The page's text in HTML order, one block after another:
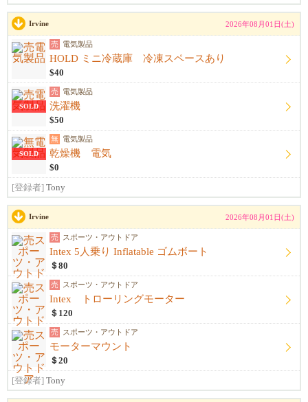
Irvine 2026年08月01日(土)
売 電気製品
HOLD ミニ冷蔵庫 冷凍スペースあり
$40
SOLD
売 電気製品
洗濯機
$50
SOLD
無 電気製品
乾燥機 電気
$0
[登録者] Tony
Irvine 2026年08月01日(土)
売 スポーツ・アウトドア
Intex 5人乗り Inflatable ゴムボート
＄80
売 スポーツ・アウトドア
Intex トローリングモーター
＄120
売 スポーツ・アウトドア
モーターマウント
＄20
[登録者] Tony